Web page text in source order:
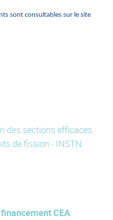
sont consultables sur le site
des sections efficaces
de fission - INSTN
CEA